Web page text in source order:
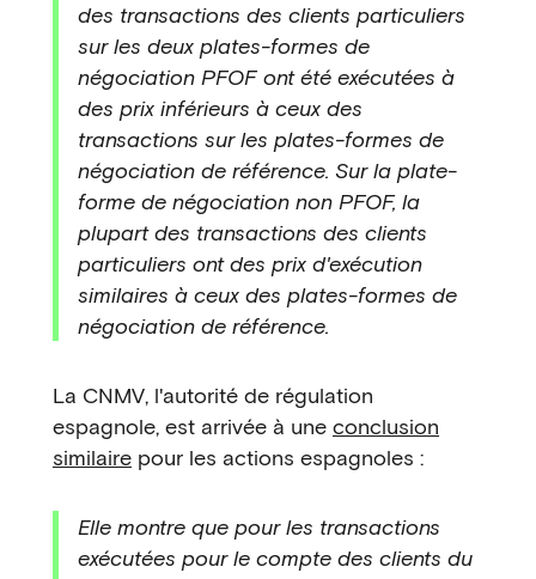
des transactions des clients particuliers
sur les deux plates-formes de
négociation PFOF ont été exécutées à
des prix inférieurs à ceux des
transactions sur les plates-formes de
négociation de référence. Sur la plate-
forme de négociation non PFOF, la
plupart des transactions des clients
particuliers ont des prix d'exécution
similaires à ceux des plates-formes de
négociation de référence.
La CNMV, l'autorité de régulation
espagnole, est arrivée à une conclusion
similaire pour les actions espagnoles :
Elle montre que pour les transactions
exécutées pour le compte des clients du